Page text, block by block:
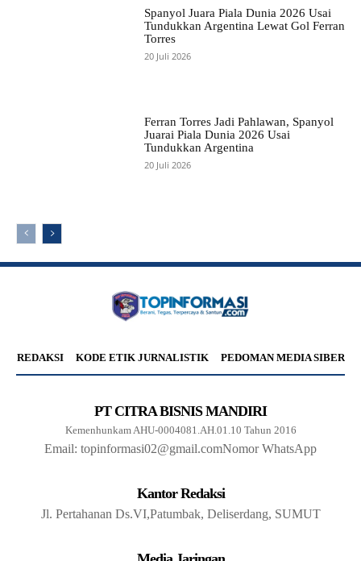
Spanyol Juara Piala Dunia 2026 Usai
Tundukkan Argentina Lewat Gol Ferran
Torres
20 Juli 2026
Ferran Torres Jadi Pahlawan, Spanyol
Juarai Piala Dunia 2026 Usai
Tundukkan Argentina
20 Juli 2026
REDAKSI KODE ETIK JURNALISTIK PEDOMAN MEDIA SIBER
PT CITRA BISNIS MANDIRI
Kemenhunkam AHU-0004081.AH.01.10 Tahun 2016
Email: topinformasi02@gmail.comNomor WhatsApp
Kantor Redaksi
Jl. Pertahanan Ds.VI,Patumbak, Deliserdang, SUMUT